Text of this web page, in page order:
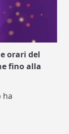
orari del
fino alla
ha